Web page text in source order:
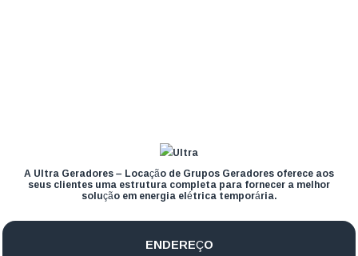
A Ultra Geradores – Locação de Grupos Geradores oferece aos
seus clientes uma estrutura completa para fornecer a melhor
solução em energia elétrica temporária.
ENDEREÇO